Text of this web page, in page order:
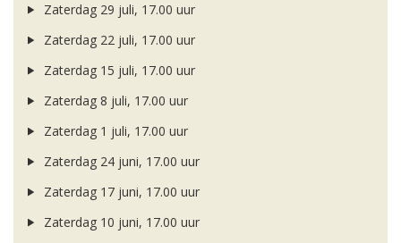
Zaterdag 29 juli, 17.00 uur
Zaterdag 22 juli, 17.00 uur
Zaterdag 15 juli, 17.00 uur
Zaterdag 8 juli, 17.00 uur
Zaterdag 1 juli, 17.00 uur
Zaterdag 24 juni, 17.00 uur
Zaterdag 17 juni, 17.00 uur
Zaterdag 10 juni, 17.00 uur